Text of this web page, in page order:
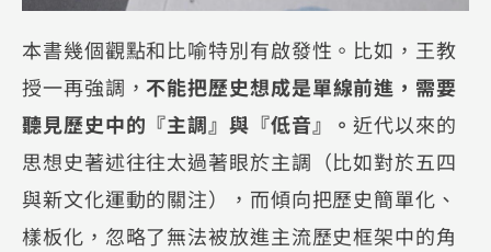
本書幾個觀點和比喻特別有啟發性。比如，王教
授一再強調，不能把歷史想成是單線前進，需要
聽見歷史中的『主調』與『低音』。近代以來的
思想史著述往往太過著眼於主調（比如對於五四
與新文化運動的關注），而傾向把歷史簡單化、
樣板化，忽略了無法被放進主流歷史框架中的角